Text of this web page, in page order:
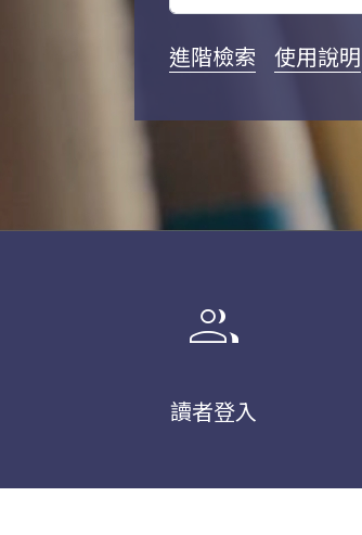
進階檢索 使用說明
group
讀者登入